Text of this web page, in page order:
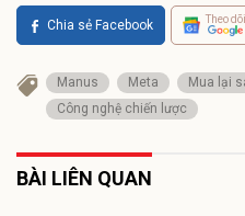
Chia sẻ Facebook Theo
Manus Meta Mua lại
Công nghệ chiến lược
BÀI LIÊN QUAN